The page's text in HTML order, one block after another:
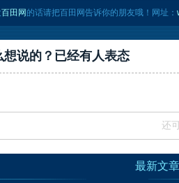
百田网 的话请把百田网告诉你的朋友哦！网址：
说的？已经有人表态
还
最新文章